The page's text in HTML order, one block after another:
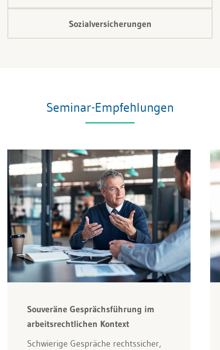
Sozialversicherungen
Seminar-Empfehlungen
Souveräne Gesprächsführung im
arbeitsrechtlichen Kontext
Schwierige Gespräche rechtssicher,